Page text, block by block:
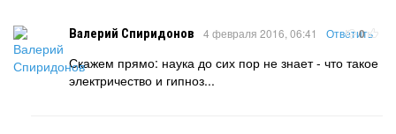
Валерий Спиридонов 4 февраля 2016, 06:41 0
Ответить
Скажем прямо: наука до сих пор не знает - что такое
электричество и гипноз...